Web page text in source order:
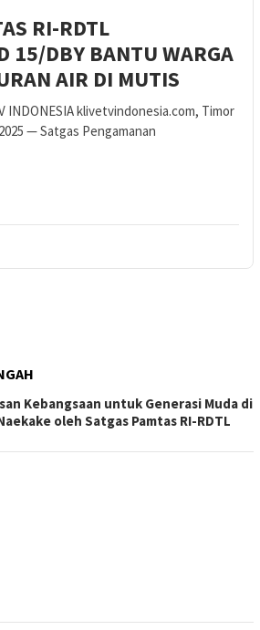
RI-RDTL
15/DBY BANTU WARGA
AIR DI MUTIS
INDONESIA klivetvindonesia.com, Timor
— Satgas Pengamanan
Kebangsaan untuk Generasi Muda di
oleh Satgas Pamtas RI-RDTL